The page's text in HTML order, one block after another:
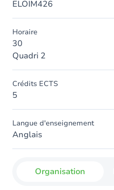
ELOIM426
Horaire
30
Quadri 2
Crédits ECTS
5
Langue d'enseignement
Anglais
Organisation